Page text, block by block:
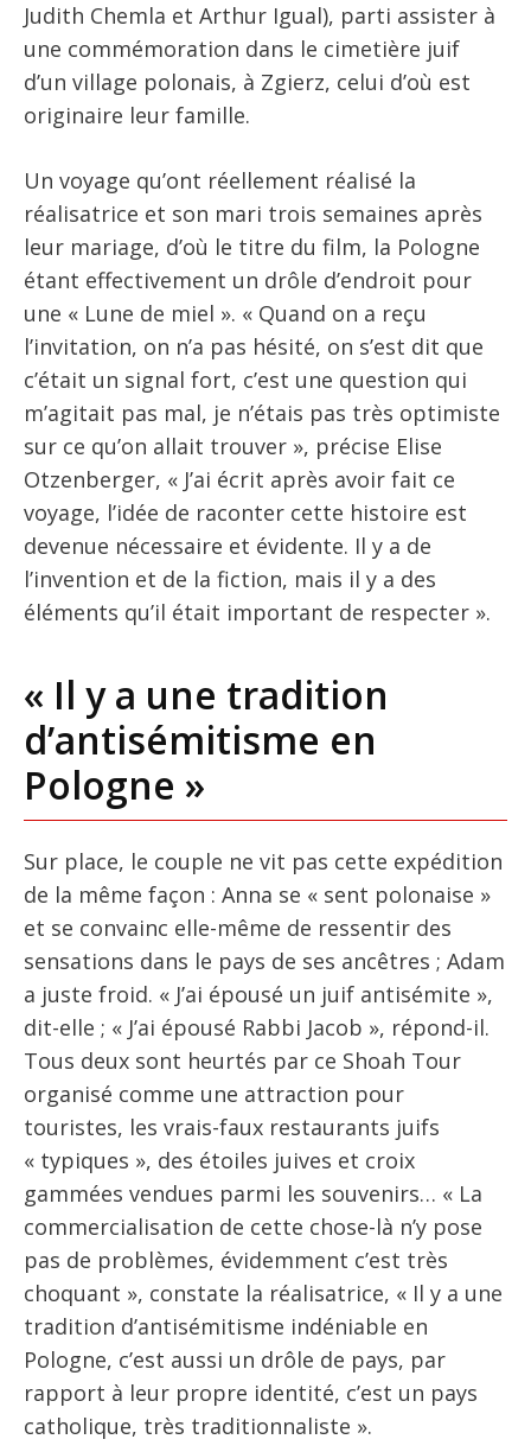
Judith Chemla et Arthur Igual), parti assister à
une commémoration dans le cimetière juif
d’un village polonais, à Zgierz, celui d’où est
originaire leur famille.
Un voyage qu’ont réellement réalisé la
réalisatrice et son mari trois semaines après
leur mariage, d’où le titre du film, la Pologne
étant effectivement un drôle d’endroit pour
une « Lune de miel ». « Quand on a reçu
l’invitation, on n’a pas hésité, on s’est dit que
c’était un signal fort, c’est une question qui
m’agitait pas mal, je n’étais pas très optimiste
sur ce qu’on allait trouver », précise Elise
Otzenberger, « J’ai écrit après avoir fait ce
voyage, l’idée de raconter cette histoire est
devenue nécessaire et évidente. Il y a de
l’invention et de la fiction, mais il y a des
éléments qu’il était important de respecter ».
« Il y a une tradition
d’antisémitisme en
Pologne »
Sur place, le couple ne vit pas cette expédition
de la même façon : Anna se « sent polonaise »
et se convainc elle-même de ressentir des
sensations dans le pays de ses ancêtres ; Adam
a juste froid. « J’ai épousé un juif antisémite »,
dit-elle ; « J’ai épousé Rabbi Jacob », répond-il.
Tous deux sont heurtés par ce Shoah Tour
organisé comme une attraction pour
touristes, les vrais-faux restaurants juifs
« typiques », des étoiles juives et croix
gammées vendues parmi les souvenirs… « La
commercialisation de cette chose-là n’y pose
pas de problèmes, évidemment c’est très
choquant », constate la réalisatrice, « Il y a une
tradition d’antisémitisme indéniable en
Pologne, c’est aussi un drôle de pays, par
rapport à leur propre identité, c’est un pays
catholique, très traditionnaliste ».